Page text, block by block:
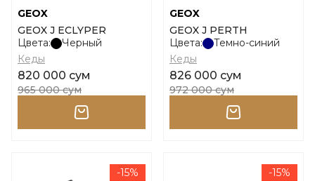
GEOX
GEOX J ECLYPER
Цвета:
Черный
Кеды
820 000 сум
965 000 сум
GEOX
GEOX J PERTH
Цвета:
Темно-синий
Кеды
826 000 сум
972 000 сум
-15% -15%